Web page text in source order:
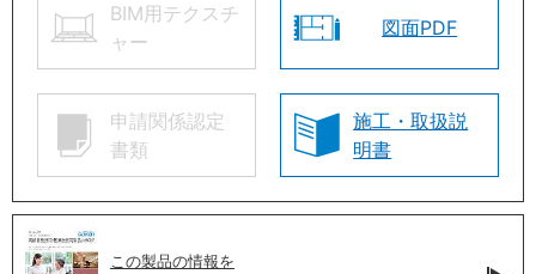
BIM用テクスチ
ャー
図面PDF
申請関係認定
書類
施工・取扱説
明書
この製品の情報を